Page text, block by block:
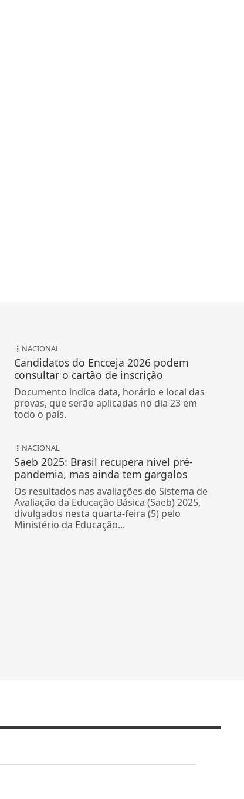
NACIONAL
Candidatos do Encceja 2026 podem
consultar o cartão de inscrição
Documento indica data, horário e local das
provas, que serão aplicadas no dia 23 em
todo o país.
NACIONAL
Saeb 2025: Brasil recupera nível pré-
pandemia, mas ainda tem gargalos
Os resultados nas avaliações do Sistema de
Avaliação da Educação Básica (Saeb) 2025,
divulgados nesta quarta-feira (5) pelo
Ministério da Educação...